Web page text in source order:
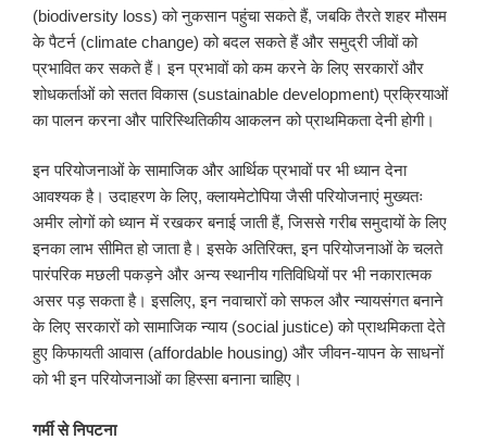
(biodiversity loss) को नुकसान पहुंचा सकते हैं, जबकि तैरते शहर मौसम
के पैटर्न (climate change) को बदल सकते हैं और समुद्री जीवों को
प्रभावित कर सकते हैं। इन प्रभावों को कम करने के लिए सरकारों और
शोधकर्ताओं को सतत विकास (sustainable development) प्रक्रियाओं
का पालन करना और पारिस्थितिकीय आकलन को प्राथमिकता देनी होगी।
इन परियोजनाओं के सामाजिक और आर्थिक प्रभावों पर भी ध्यान देना
आवश्यक है। उदाहरण के लिए, क्लायमेटोपिया जैसी परियोजनाएं मुख्यतः
अमीर लोगों को ध्यान में रखकर बनाई जाती हैं, जिससे गरीब समुदायों के लिए
इनका लाभ सीमित हो जाता है। इसके अतिरिक्त, इन परियोजनाओं के चलते
पारंपरिक मछली पकड़ने और अन्य स्थानीय गतिविधियों पर भी नकारात्मक
असर पड़ सकता है। इसलिए, इन नवाचारों को सफल और न्यायसंगत बनाने
के लिए सरकारों को सामाजिक न्याय (social justice) को प्राथमिकता देते
हुए किफायती आवास (affordable housing) और जीवन-यापन के साधनों
को भी इन परियोजनाओं का हिस्सा बनाना चाहिए।
गर्मी से निपटना